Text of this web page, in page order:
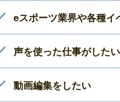
eスポーツ業界や各種
声を使った仕事がしたい
動画編集をしたい